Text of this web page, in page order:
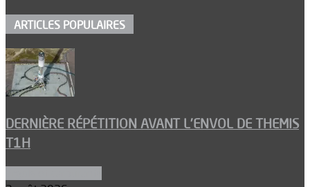
ARTICLES POPULAIRES
DERNIÈRE RÉPÉTITION AVANT L’ENVOL DE THEMIS
T1H